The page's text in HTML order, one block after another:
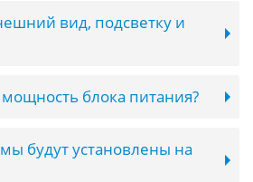
вид, подсветку и
блока питания?
будут установлены на